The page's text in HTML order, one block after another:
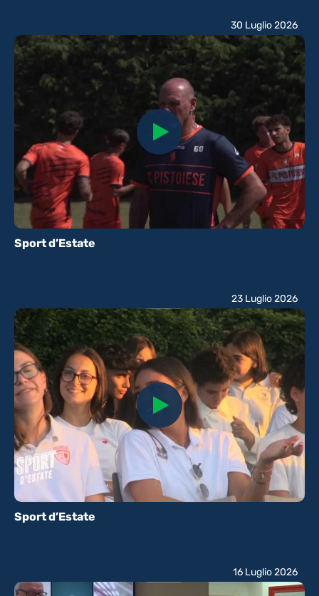
Sport d’Estate
30 Luglio 2026
Sport d’Estate
23 Luglio 2026
16 Luglio 2026